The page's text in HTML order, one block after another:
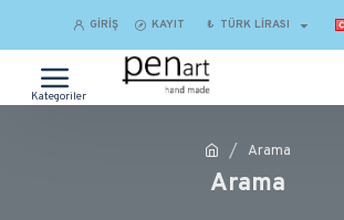
GIRIŞ KAYIT ₺ TÜRK LIRASI
Arama
Arama